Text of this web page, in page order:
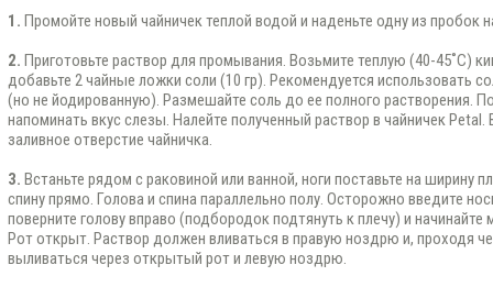
1. Промойте новый чайничек теплой водой и наденьте одну из пробок
2. Приготовьте раствор для промывания. Возьмите теплую (40-45˚С)
добавьте 2 чайные ложки соли (10 гр). Рекомендуется использовать
(но не йодированную). Размешайте соль до ее полного растворения.
напоминать вкус слезы. Налейте полученный раствор в чайничек
заливное отверстие чайничка.
3. Встаньте рядом с раковиной или ванной, ноги поставьте на ширину
спину прямо. Голова и спина параллельно полу. Осторожно введите
поверните голову вправо (подбородок подтянуть к плечу) и
Рот открыт. Раствор должен вливаться в правую ноздрю и, проходя
выливаться через открытый рот и левую ноздрю.